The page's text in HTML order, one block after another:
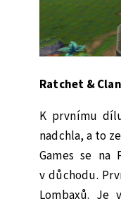
Ratchet &
K prvnímu
nadchla, a to
Games se
v důchodu.
Lombaxů. Je